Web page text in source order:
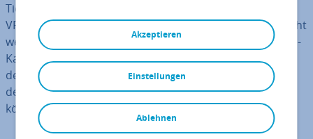
Tie­fen­ein­druck für 3D-Filme oder 360°-Aufnahmen für
VR-Videos, um un­ter­schied­li­chen An­for­de­run­gen gerecht
werden zu können. Dank hoch­auf­lö­sen­der Smart­phone-
Kameras und Action-Cam­cor­dern wie der GoPro steigt
der Bedarf nach Vi­deo­be­ar­bei­tungs­pro­gram­men, mit
denen Laien ihr Vi­deo­ma­te­ri­al un­kom­pli­ziert schneiden
können.
Akzeptieren
Ablehnen
Einstellungen